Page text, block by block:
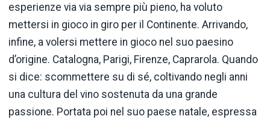
esperienze via via sempre più pieno, ha voluto
mettersi in gioco in giro per il Continente. Arrivando,
infine, a volersi mettere in gioco nel suo paesino
d’origine. Catalogna, Parigi, Firenze, Caprarola. Quando
si dice: scommettere su di sé, coltivando negli anni
una cultura del vino sostenuta da una grande
passione. Portata poi nel suo paese natale, espressa